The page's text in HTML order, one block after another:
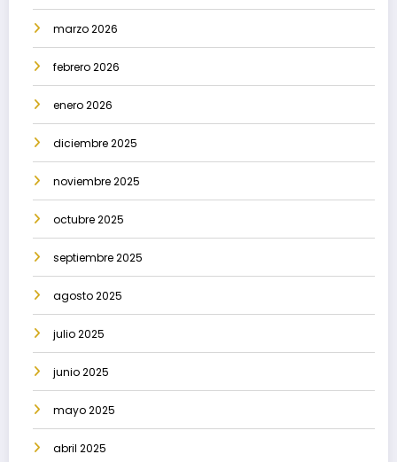
marzo 2026
febrero 2026
enero 2026
diciembre 2025
noviembre 2025
octubre 2025
septiembre 2025
agosto 2025
julio 2025
junio 2025
mayo 2025
abril 2025